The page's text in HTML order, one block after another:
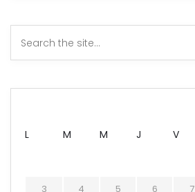
L
M M J V
3
4 5 6 7